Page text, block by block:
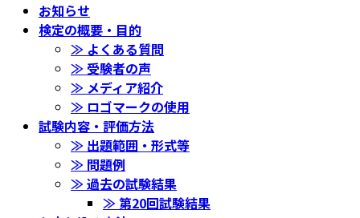
お知らせ
検定の概要・目的
≫ よくある質問
≫ 受験者の声
≫ メディア紹介
≫ ロゴマークの使用
試験内容・評価方法
≫ 出題範囲・形式等
≫ 問題例
≫ 過去の試験結果
≫ 第20回試験結果